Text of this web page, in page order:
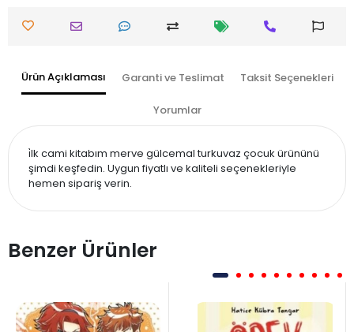
Ürün Açıklaması Garanti ve Teslimat Taksit Seçenekleri
Yorumlar
i̇lk cami kitabım merve gülcemal turkuvaz çocuk ürününü
şimdi keşfedin. Uygun fiyatlı ve kaliteli seçenekleriyle
hemen sipariş verin.
Benzer Ürünler